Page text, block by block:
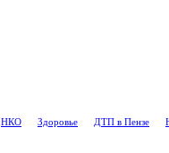
НКО Здоровье ДТП в Пензе